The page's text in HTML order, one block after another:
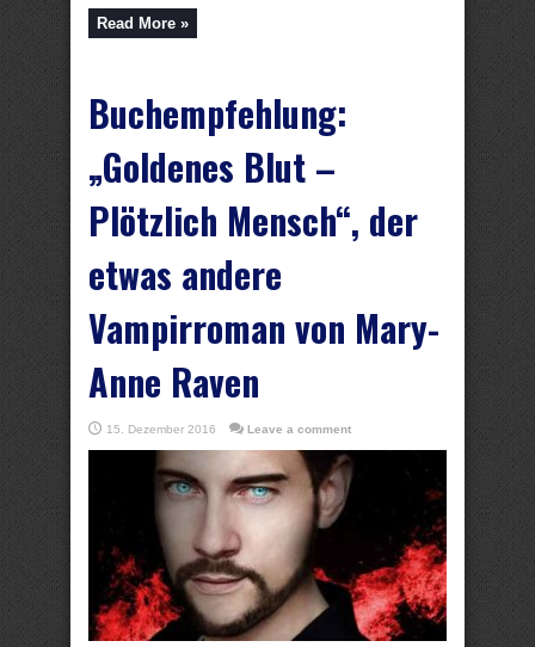
Read More »
Buchempfehlung:
„Goldenes Blut –
Plötzlich Mensch“, der
etwas andere
Vampirroman von Mary-
Anne Raven
15. Dezember 2016 Leave a comment